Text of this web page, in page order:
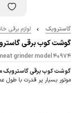
گاستروبک لوازم برقی
گوشت کوب برقی گاستروبک
grinder model 40974
گوشت کوب برقی گاستروبک مدل
موتور بسیار پر قدرت با طول